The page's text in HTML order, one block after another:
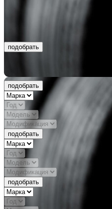
подобрать
подобрать
подобрать
подобрать